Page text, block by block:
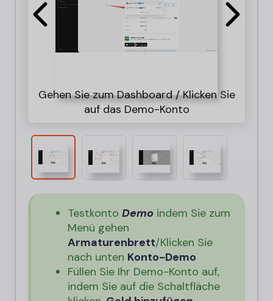
Gehen Sie zum Dashboard / Klicken Sie
auf das Demo-Konto
Testkonto Demo indem Sie zum
Menü gehen
Armaturenbrett/Klicken Sie
nach unten Konto-Demo
Füllen Sie Ihr Demo-Konto auf,
indem Sie auf die Schaltfläche